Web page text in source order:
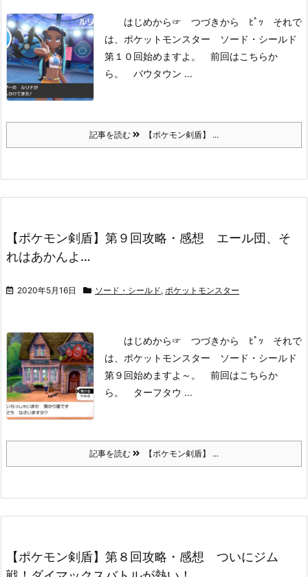
はじめから☞ つづきから ﾋﾟｯ
それで
は、ポケットモンスター ソード・シールド
第１０回始めますよ。
前回はこちらか
ら。
バウタウン ...
記事を読む 【ポケモン剣盾】 ...
【ポケモン剣盾】第９回攻略・感想 エール団、そ
れはあかんよ…
2020年5月16日 ソード・シールド, ポケットモンスター
はじめから☞ つづきから ﾋﾟｯ
それで
は、ポケットモンスター ソード・シールド
第９回始めますよ～。
前回はこちらか
ら。
ターフタウ ...
記事を読む 【ポケモン剣盾】 ...
【ポケモン剣盾】第８回攻略・感想 ついにジム